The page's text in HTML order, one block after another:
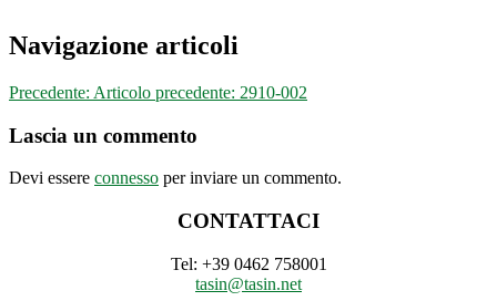
Navigazione articoli
Precedente: Articolo precedente: 2910-002
Lascia un commento
Devi essere connesso per inviare un commento.
CONTATTACI
Tel: +39 0462 758001
tasin@tasin.net